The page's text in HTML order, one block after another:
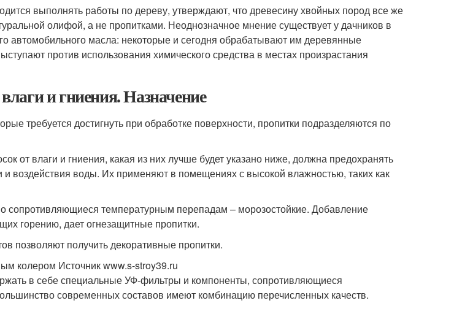
выполнять работы по дереву, утверждают, что древесину хвойных пород все же
олифой, а не пропитками. Неоднозначное мнение существует у дачников в
автомобильного масла: некоторые и сегодня обрабатывают им деревянные
против использования химического средства в местах произрастания
и гниения. Назначение
требуется достигнуть при обработке поверхности, пропитки подразделяются по
от влаги и гниения, какая из них лучше будет указано ниже, должна предохранять
и воздействия воды. Их применяют в помещениях с высокой влажностью, таких как
сопротивляющиеся температурным перепадам – морозостойкие. Добавление
горению, дает огнезащитные пропитки.
позволяют получить декоративные пропитки.
колером Источник www.s-stroy39.ru
в себе специальные УФ-фильтры и компоненты, сопротивляющиеся
современных составов имеют комбинацию перечисленных качеств.